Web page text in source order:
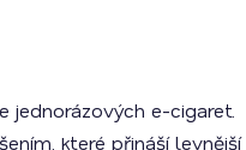
jednorázových e-cigaret.
které přináší levnější